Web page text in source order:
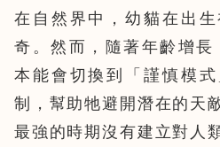
在自然界中，幼貓在出
奇。然而，隨著年齡增
本能會切換到「謹慎模
制，幫助牠避開潛在的天
最強的時期沒有建立對人